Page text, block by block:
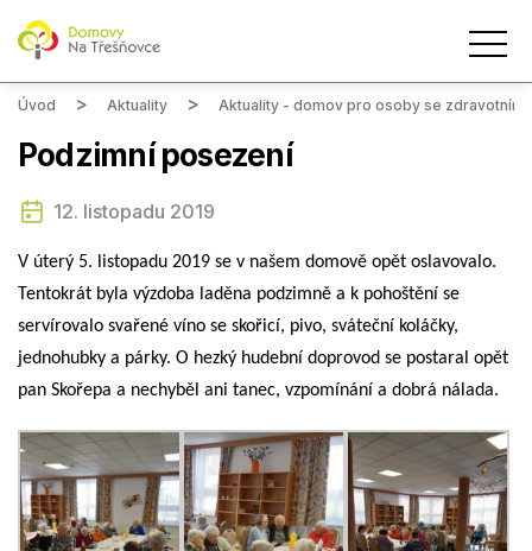
Úvod Aktuality Aktuality - domov pro osoby se zdravotním
Podzimní posezení
12. listopadu 2019
V úterý 5. listopadu 2019 se v našem domově opět oslavovalo.
Tentokrát byla výzdoba laděna podzimně a k pohoštění se
servírovalo svařené víno se skořicí, pivo, sváteční koláčky,
jednohubky a párky. O hezký hudební doprovod se postaral opět
pan Skořepa a nechyběl ani tanec, vzpomínání a dobrá nálada.